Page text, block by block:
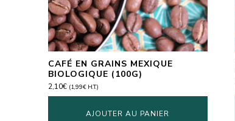
CAFÉ EN GRAINS MEXIQUE
BIOLOGIQUE (100G)
2,10€ (1,99€ H.T.)
AJOUTER AU PANIER